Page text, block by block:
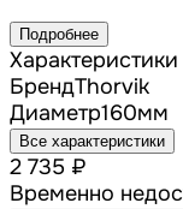
Подробнее
Характеристики
БрендThorvik
Диаметр160мм
Все характеристики
2 735 ₽
Временно